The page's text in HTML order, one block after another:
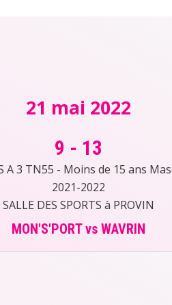
21 mai 2022
9 - 13
A 3 TN55 - Moins de 15 ans
2021-2022
SALLE DES SPORTS à PROVIN
MON'S'PORT vs WAVRIN